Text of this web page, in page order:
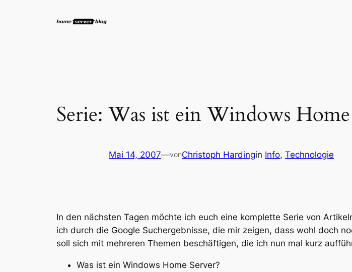
Serie: Was ist ein Windows
Mai 14, 2007—vonChristoph Hardingin Info, Technologie
In den nächsten Tagen möchte ich euch eine komplette Serie von
ich durch die Google Suchergebnisse, die mir zeigen, dass wohl doch
soll sich mit mehreren Themen beschäftigen, die ich nun mal kurz
Was ist ein Windows Home Server?